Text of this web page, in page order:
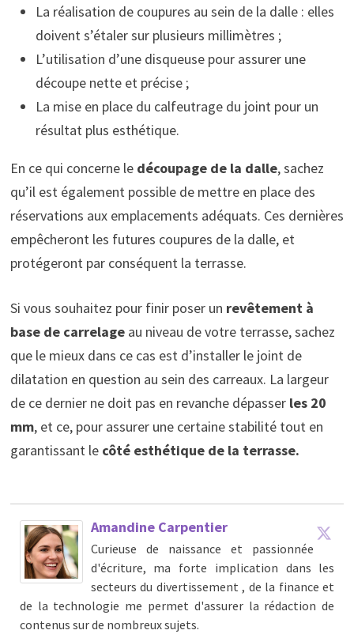
La réalisation de coupures au sein de la dalle : elles
doivent s’étaler sur plusieurs millimètres ;
L’utilisation d’une disqueuse pour assurer une
découpe nette et précise ;
La mise en place du calfeutrage du joint pour un
résultat plus esthétique.
En ce qui concerne ledécoupage de la dalle, sachez
qu’il est également possible de mettre en place des
réservations aux emplacements adéquats. Ces dernières
empêcheront les futures coupures de la dalle, et
protégeront par conséquent la terrasse.
Si vous souhaitez pour finir poser un revêtement à
base de carrelageau niveau de votre terrasse, sachez
que le mieux dans ce cas est d’installer le joint de
dilatation en question au sein des carreaux. La largeur
de ce dernier ne doit pas en revanche dépasser les 20
mm, et ce, pour assurer une certaine stabilité tout en
garantissant le côté esthétique de la terrasse.
Amandine Carpentier
Curieuse de naissance et passionnée
d'écriture, ma forte implication dans les
secteurs du divertissement , de la finance et
de la technologie me permet d'assurer la rédaction de
contenus sur de nombreux sujets.